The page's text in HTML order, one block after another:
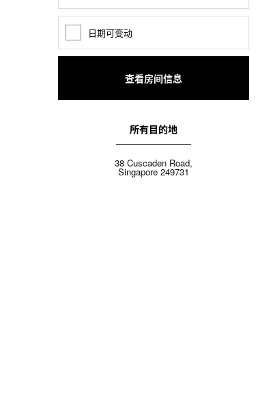
积
分
变
日期可变动
所有目的地
38 Cuscaden Road,
Singapore 249731